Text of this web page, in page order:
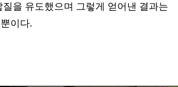
질을 유도했으며 그렇게 얻어낸 결과는
이다.